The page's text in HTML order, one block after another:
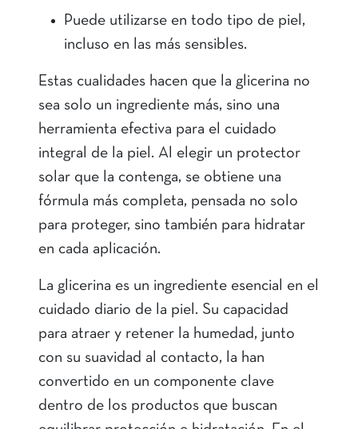
Puede utilizarse en todo tipo de piel,
incluso en las más sensibles.
Estas cualidades hacen que la glicerina no
sea solo un ingrediente más, sino una
herramienta efectiva para el cuidado
integral de la piel. Al elegir un protector
solar que la contenga, se obtiene una
fórmula más completa, pensada no solo
para proteger, sino también para hidratar
en cada aplicación.
La glicerina es un ingrediente esencial en el
cuidado diario de la piel. Su capacidad
para atraer y retener la humedad, junto
con su suavidad al contacto, la han
convertido en un componente clave
dentro de los productos que buscan